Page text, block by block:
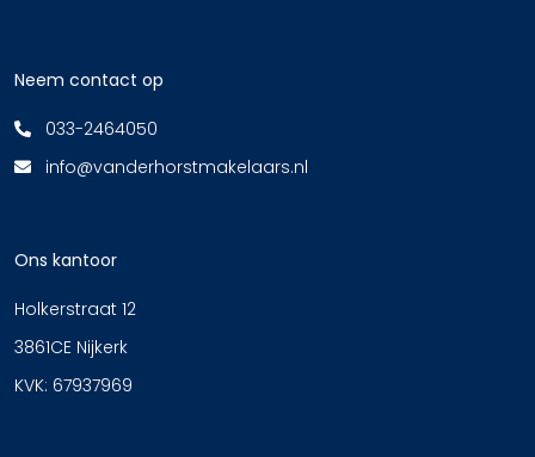
Neem contact op
033-2464050
info@vanderhorstmakelaars.nl
Ons kantoor
Holkerstraat 12
3861CE Nijkerk
KVK: 67937969